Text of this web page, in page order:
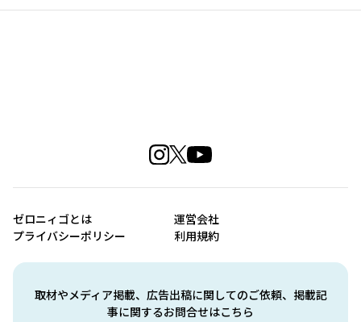
取材やメディア掲載、広告出稿に関してのご依頼、掲載記
事に関するお問合せはこちら
ゼロニィゴとは
運営会社
プライバシーポリシー
利用規約